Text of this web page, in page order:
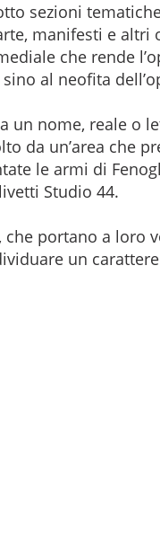
sezioni
manifesti e
che rende
al neofita
un nome, reale o
da un’area che
le armi di
Studio 44.
che portano a
un